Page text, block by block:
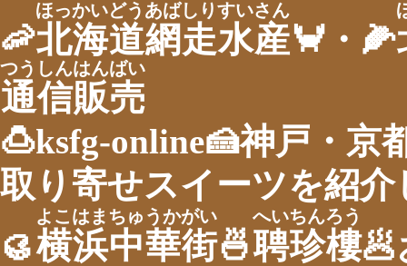
🦐北海道網走水産
ほっかいどうあばしりすいさん
🦀・🌽
通信販売
つうしんはんばい
🍮ksfg-online🍰神戸・京
取り寄せスイーツを紹介
🥮横浜中華街
よこはまちゅうかがい
🍜聘珍樓
へいちんろう
🥟